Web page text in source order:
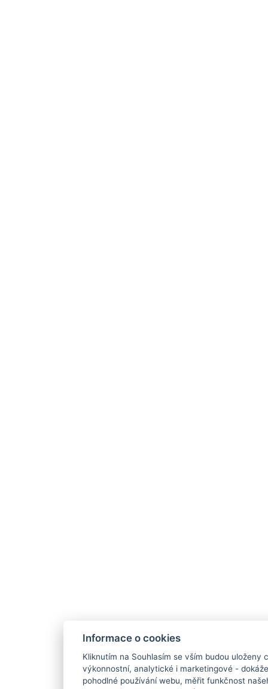
Informace o cookies
Kliknutím na Souhlasím se vším budou uloženy
výkonnostní, analytické i marketingové -
pohodlné používání webu, měřit funkčnost